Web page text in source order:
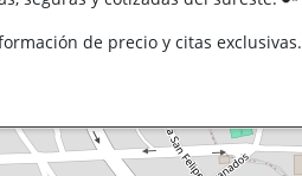
de precio y citas exclusivas.